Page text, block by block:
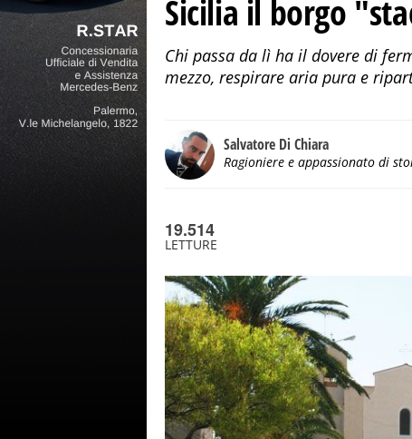
Sicilia il borgo
Chi passa da lì ha il dovere di
mezzo, respirare aria pura e
Salvatore Di Chiara
Ragioniere e appassionato di
19.514
LETTURE